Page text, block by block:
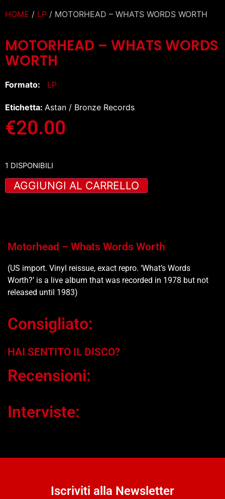
HOME / LP / MOTORHEAD – WHATS WORDS WORTH
MOTORHEAD – WHATS WORDS
WORTH
Formato: LP
Etichetta: Astan / Bronze Records
€20.00
1 DISPONIBILI
AGGIUNGI AL CARRELLO
Motorhead – Whats Words Worth
(US import. Vinyl reissue, exact repro. ‘What’s Words
Worth?’ is a live album that was recorded in 1978 but not
released until 1983)
Consigliato:
HAI SENTITO IL DISCO?
Recensioni:
Interviste:
Iscriviti alla Newsletter